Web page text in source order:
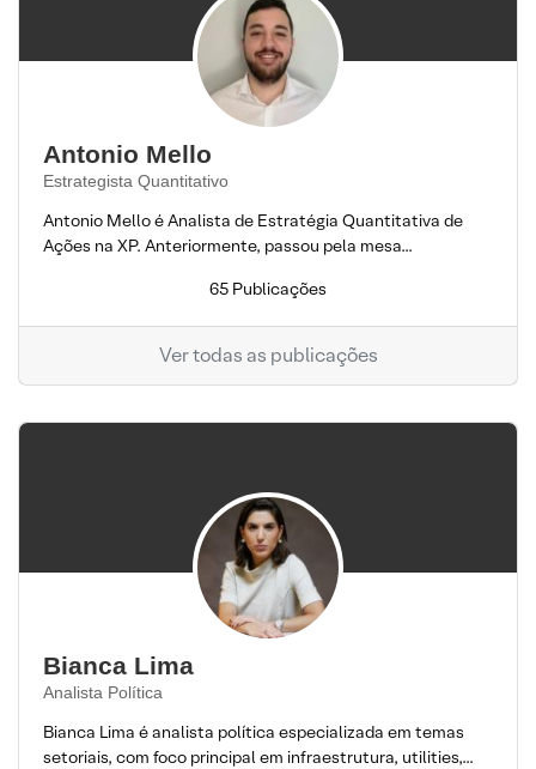
Antonio Mello
Estrategista Quantitativo
Antonio Mello é Analista de Estratégia Quantitativa de
Ações na XP. Anteriormente, passou pela mesa...
65 Publicações
Ver todas as publicações
Bianca Lima
Analista Política
Bianca Lima é analista política especializada em temas
setoriais, com foco principal em infraestrutura, utilities,...